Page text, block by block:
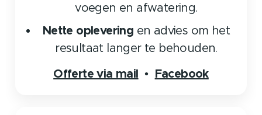
voegen en afwatering.
Nette oplevering en advies om het
resultaat langer te behouden.
Offerte via mail • Facebook